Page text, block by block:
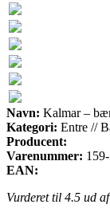
Navn: Kalmar –
Kategori: Entre //
Producent:
Varenummer:
EAN:
Vurderet til 4.5 ud